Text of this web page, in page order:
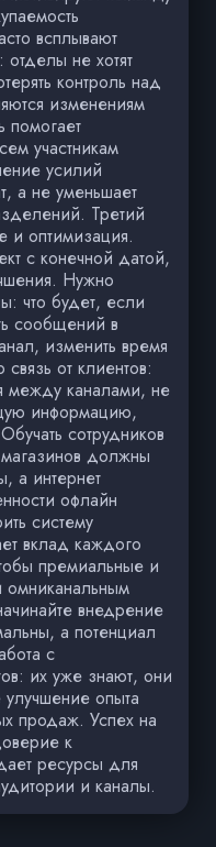
всплывают
не хотят
контроль над
изменениям
помогает
участникам
усилий
а не уменьшает
Третий
и оптимизация.
с конечной датой,
Нужно
что будет, если
сообщений в
изменить время
от клиентов:
между каналами, не
информацию,
сотрудников
должны
а интернет
офлайн
систему
вклад каждого
премиальные и
омниканальным
внедрение
а потенциал
с
их уже знают, они
опыта
продаж. Успех на
к
ресурсы для
и каналы.